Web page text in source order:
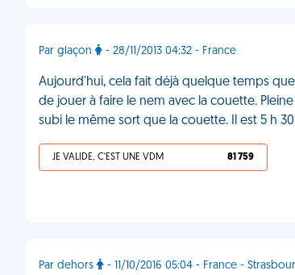
Par glaçon - 28/11/2013 04:32 - France
Aujourd'hui, cela fait déjà quelque temps
de jouer à faire le nem avec la couette.
subi le même sort que la couette. Il est 5 h
JE VALIDE, C'EST UNE VDM 81 759
Par dehors - 11/10/2016 05:04 - France -